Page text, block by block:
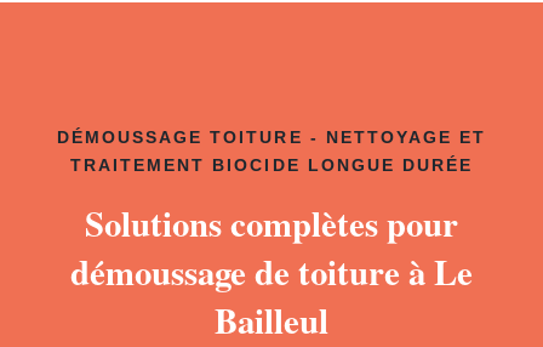
DÉMOUSSAGE TOITURE - NETTOYAGE ET
TRAITEMENT BIOCIDE LONGUE DURÉE
Solutions complètes pour
démoussage de toiture à Le
Bailleul